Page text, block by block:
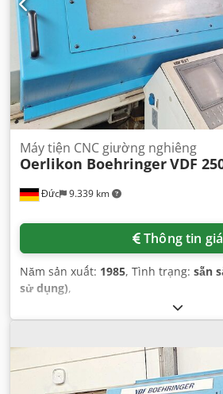
Đức 9.339 km
Máy tiện CNC giường nghiêng
Oerlikon BoehringerVDF
Thông tin giá
Năm sản xuất: 1985, Tình trạng: sẵn
sử dụng),